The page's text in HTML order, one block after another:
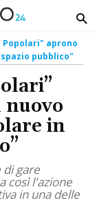
Popolari" aprono
pubblico"
nuovo
in
di gare
così l'azione
in una delle